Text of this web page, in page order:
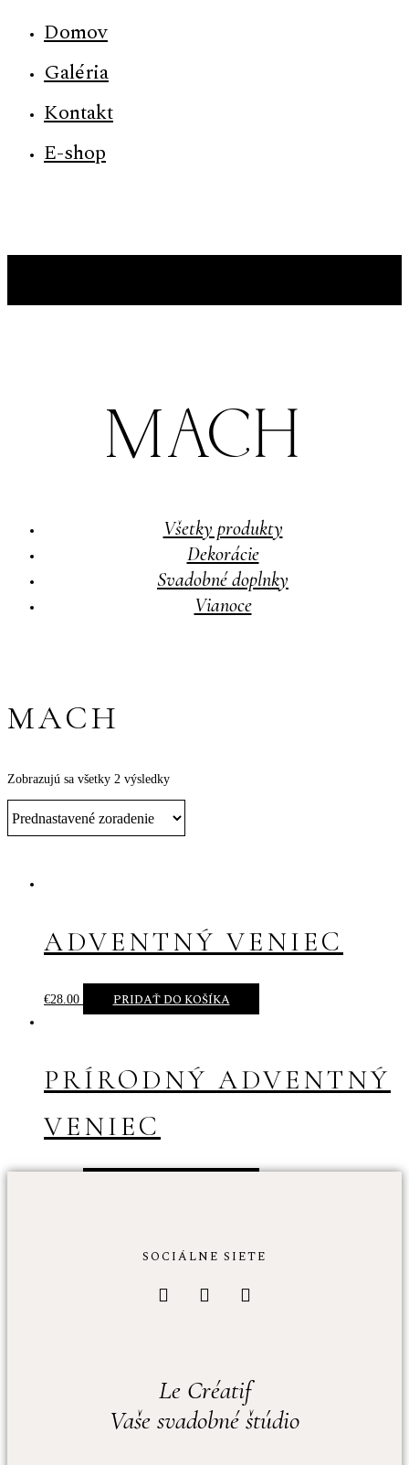
Domov
Galéria
Kontakt
E-shop
MACH
Všetky produkty
Dekorácie
Svadobné doplnky
Vianoce
MACH
Zobrazujú sa všetky 2 výsledky
ADVENTNÝ VENIEC
€28.00 PRIDAŤ DO KOŠÍKA
PRÍRODNÝ ADVENTNÝ
VENIEC
SOCIÁLNE SIETE
Le Créatif
Vaše svadobné štúdio